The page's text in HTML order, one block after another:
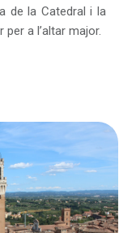
de la Catedral i la
a l’altar major.